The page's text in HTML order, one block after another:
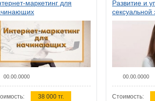
маркетинг для
00.00.0000
38 000 тг.
Развитие и
сексуальной
женщин
00.00.0000
Стоимость: